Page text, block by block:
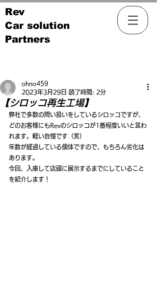
Rev
Car solution
Partners
【シロッコ再生工場】
ohno459
2023年3月29日 読了時間: 2分
弊社で多数の問い扱いをしているシロッコですが、
どのお客様にもRevのシロッコが1番程度いいと言わ
れます。軽い自慢です（笑）
年数が経過している個体ですので、もちろん劣化は
あります。
今回、入庫して店頭に展示するまでにしていること
を紹介します！